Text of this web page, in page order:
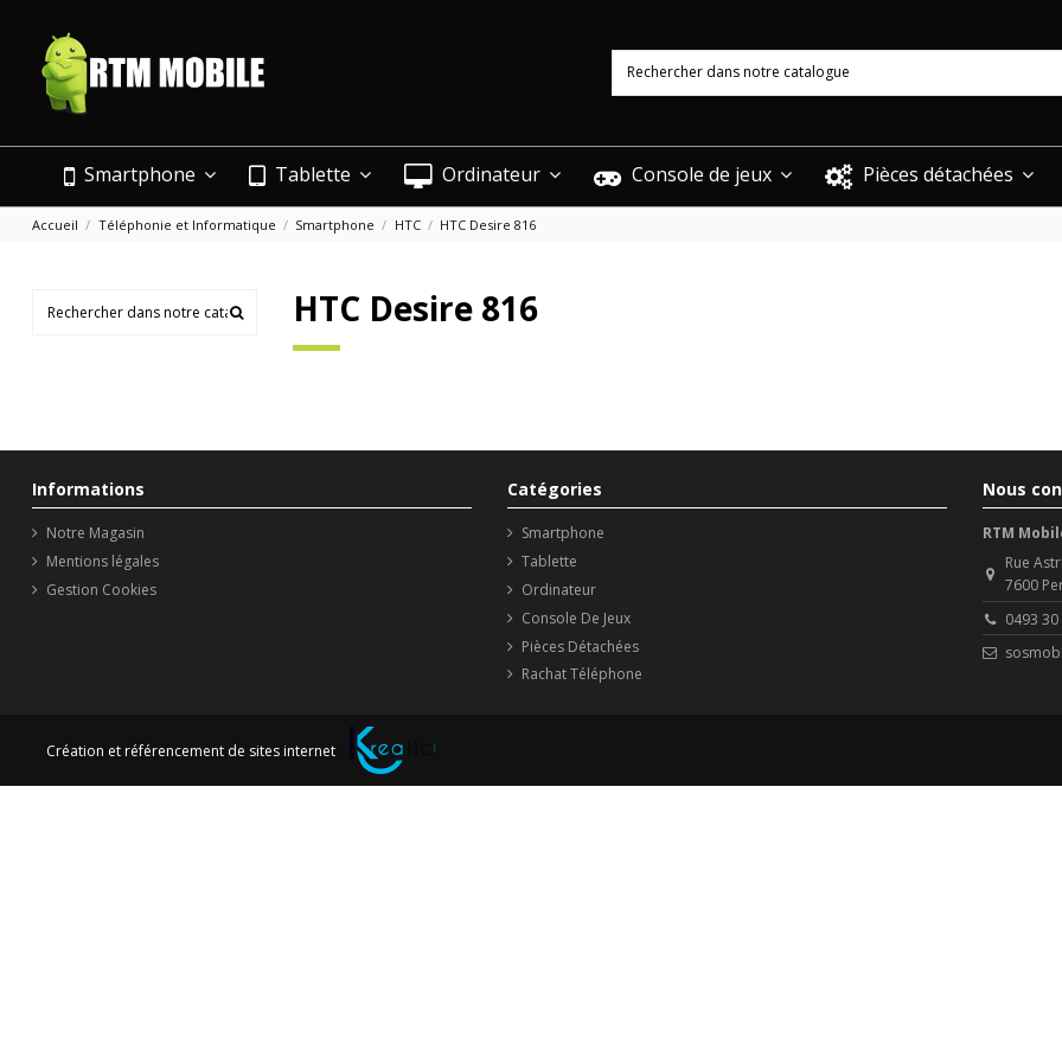
Smartphone Tablette Ordinateur Console de jeux Pièces détachées
Accueil Téléphonie et Informatique Smartphone HTC HTC Desire 816
HTC Desire 816
Informations
Notre Magasin
Mentions légales
Gestion Cookies
Catégories
Smartphone
Tablette
Ordinateur
Console De Jeux
Pièces Détachées
Rachat Téléphone
Nous
RTM
Rue
7600
0493
Création et référencement de sites internet